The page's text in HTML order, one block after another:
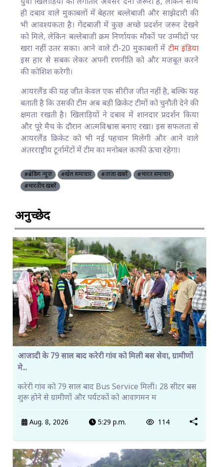
युवा खिलाड़ियों को लगातार अवसर देना जरूरी है, लेकिन साथ
ही दबाव वाले मुकाबलों में बेहतर बल्लेबाजी और साझेदारी की
भी आवश्यकता है। गेंदबाजी में कुछ अच्छे प्रदर्शन जरूर देखने
को मिले, लेकिन बल्लेबाजी क्रम निर्णायक मौकों पर उम्मीदों पर
खरा नहीं उतर सका। आने वाले टी-20 मुकाबलों में टीम इंडिया
इस हार से सबक लेकर अपनी रणनीति को और मजबूत करने
की कोशिश करेगी।
आयरलैंड की यह जीत केवल एक सीरीज जीत नहीं है, बल्कि यह
बताती है कि उसकी टीम अब बड़ी क्रिकेट टीमों को चुनौती देने की
क्षमता रखती है। खिलाड़ियों ने दबाव में शानदार प्रदर्शन किया
और पूरे मैच के दौरान आत्मविश्वास बनाए रखा। इस सफलता से
आयरलैंड क्रिकेट को भी नई पहचान मिलेगी और आने वाले
अंतरराष्ट्रीय टूर्नामेंटों में टीम का मनोबल काफी ऊंचा रहेगा।
#ब्रेकिंग न्यूज़ #खेल समाचार #ताज़ा खबरें
#भारत समाचार
#भारतीय खबरें
अनुच्छेद
आजादी के 79 साल बाद करेरी गांव को मिली बस सेवा, ग्रामीणों
मे...
करेरी गांव को 79 साल बाद Bus Service मिली। 28 सीटर बस
शुरू होने से ग्रामीणों और पर्यटकों को आवागमन म
Aug. 8, 2026 5:29 p.m. 114